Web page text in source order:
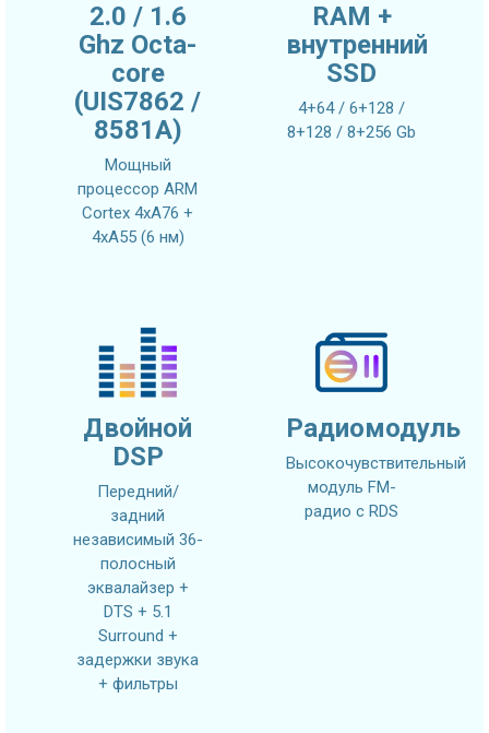
2.0 / 1.6
Ghz Octa-
core
(UIS7862 /
8581A)
Мощный
процессор ARM
Cortex 4xA76 +
4xA55 (6 нм)
RAM +
внутренний
SSD
4+64 / 6+128 /
8+128 / 8+256 Gb
Двойной
DSP
Передний/
задний
независимый 36-
полосный
эквалайзер +
DTS + 5.1
Surround +
задержки звука
+ фильтры
Радиомодуль
Высокочувствительный
модуль FM-
радио с RDS